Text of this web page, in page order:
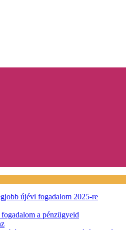
újévi fogadalom 2025-re
a pénzügyeid